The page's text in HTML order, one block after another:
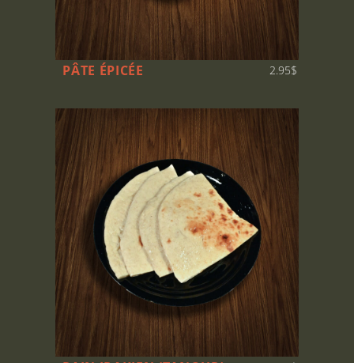
PÂTE ÉPICÉE 2.95$